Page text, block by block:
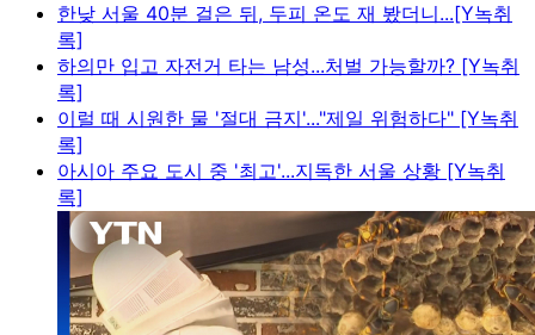
한낮 서울 40분 걸은 뒤, 두피 온도 재 봤더니...[Y녹취
록]
하의만 입고 자전거 타는 남성...처벌 가능할까? [Y녹취
록]
이럴 때 시원한 물 '절대 금지'..."제일 위험하다" [Y녹취
록]
아시아 주요 도시 중 '최고'...지독한 서울 상황 [Y녹취
록]